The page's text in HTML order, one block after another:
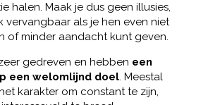
halen. Maak je dus geen illusies,
vervangbaar als je hen even niet
of minder aandacht kunt geven.
gedreven en hebben een
een welomlijnd doel. Meestal
karakter om constant te zijn,